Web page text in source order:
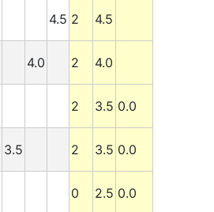
4.5 2 4.5
4.0 2 4.0
2 3.5 0.0
3.5 2 3.5 0.0
0 2.5 0.0